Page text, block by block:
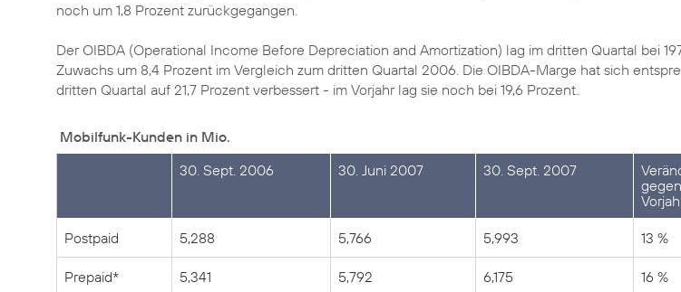
noch um 1,8 Prozent zurückgegangen.
Der OIBDA (Operational Income Before Depreciation and Amortization) lag im dritten Quartal bei
Zuwachs um 8,4 Prozent im Vergleich zum dritten Quartal 2006. Die OIBDA-Marge hat sich
dritten Quartal auf 21,7 Prozent verbessert - im Vorjahr lag sie noch bei 19,6 Prozent.
Mobilfunk-Kunden in Mio.
30. Sept. 2006
30. Juni 2007 30. Sept. 2007
Postpaid 5,288 5,766 5,993 13 %
Prepaid* 5,341 5,792 6,175 16 %